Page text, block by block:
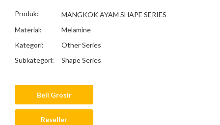
Produk:
MANGKOK AYAM SHAPE SERIES
Material:
Melamine
Kategori:
Other Series
Subkategori:
Shape Series
Beli Grosir
Reseller